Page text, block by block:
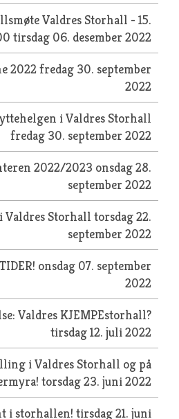
Valdres Storhall - 15.
tirsdag 06. desember 2022
2022fredag 30. september
2022
i Valdres Storhall
fredag 30. september 2022
2022/2023 onsdag 28.
september 2022
Valdres Storhall torsdag 22.
september 2022
onsdag 07. september
2022
Valdres KJEMPEstorhall?
tirsdag 12. juli 2022
i Valdres Storhall og på
torsdag 23. juni 2022
i storhallen! tirsdag 21. juni